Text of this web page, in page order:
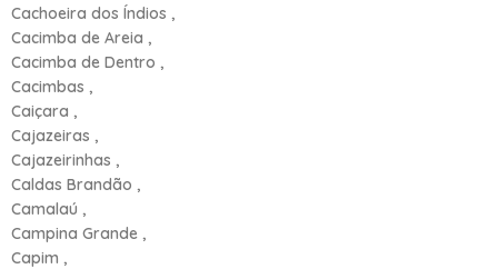
Cachoeira dos Índios ,
Cacimba de Areia ,
Cacimba de Dentro ,
Cacimbas ,
Caiçara ,
Cajazeiras ,
Cajazeirinhas ,
Caldas Brandão ,
Camalaú ,
Campina Grande ,
Capim ,